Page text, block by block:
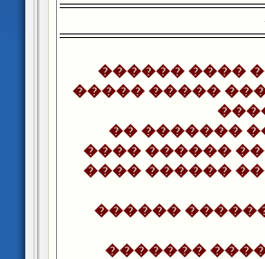
������ ����
����� �����
�� �������
���� ������
���� ������
������
�������